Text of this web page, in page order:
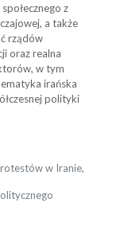
z
a także
rządów
oraz realna
w tym
irańska
polityki
w Iranie,